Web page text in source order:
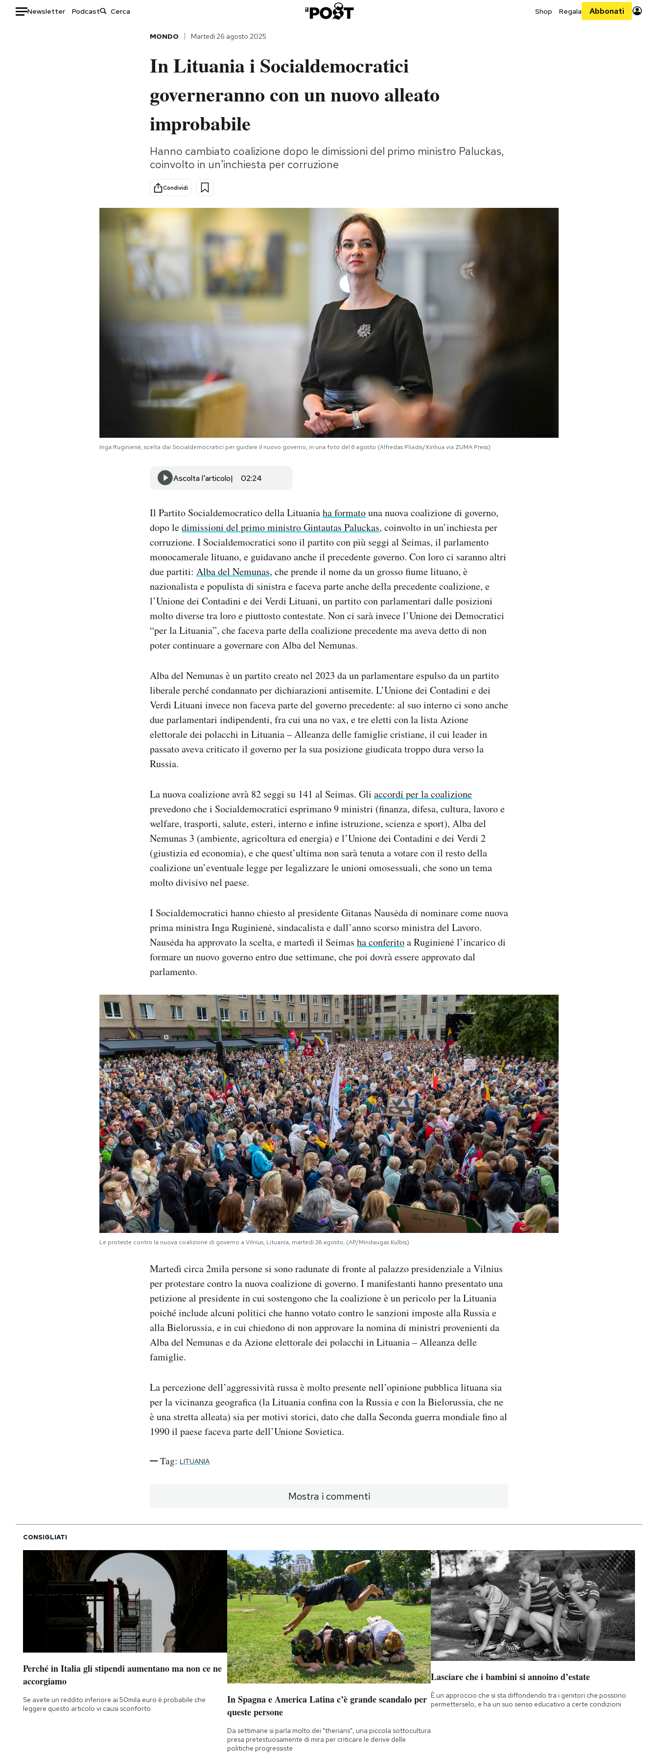
Newsletter Podcast Shop Regala Abbonati
Storie/Idee
Altrecose
Mondiali calcio 2026
MONDO Martedì 26 agosto 2025
In Lituania i Socialdemocratici
governeranno con un nuovo alleato
improbabile
Hanno cambiato coalizione dopo le dimissioni del primo ministro Paluckas,
coinvolto in un'inchiesta per corruzione
Condividi
Inga Ruginienė, scelta dai Socialdemocratici per guidare il nuovo governo, in una foto del 6 agosto (Alfredas Pliadis/Xinhua via ZUMA Press)
Ascolta l'articolo 02:24
Il Partito Socialdemocratico della Lituaniaha formatouna nuova coalizione di governo,
dopo ledimissioni del primo ministro Gintautas Paluckas, coinvolto in un’inchiesta per
corruzione. I Socialdemocratici sono il partito con più seggi al Seimas, il parlamento
monocamerale lituano, e guidavano anche il precedente governo. Con loro ci saranno altri
due partiti: Alba del Nemunas, che prende il nome da un grosso fiume lituano, è
nazionalista e populista di sinistra e faceva parte anche della precedente coalizione, e
l’Unione dei Contadini e dei Verdi Lituani, un partito con parlamentari dalle posizioni
molto diverse tra loro e piuttosto contestate. Non ci sarà invece l’Unione dei Democratici
“per la Lituania”, che faceva parte della coalizione precedente ma aveva detto di non
poter continuare a governare con Alba del Nemunas.
Alba del Nemunas è un partito creato nel 2023 da un parlamentare espulso da un partito
liberale perché condannato per dichiarazioni antisemite. L’Unione dei Contadini e dei
Verdi Lituani invece non faceva parte del governo precedente: al suo interno ci sono anche
due parlamentari indipendenti, fra cui una no vax, e tre eletti con la lista Azione
elettorale dei polacchi in Lituania – Alleanza delle famiglie cristiane, il cui leader in
passato aveva criticato il governo per la sua posizione giudicata troppo dura verso la
Russia.
La nuova coalizione avrà 82 seggi su 141 al Seimas. Gli accordi per la coalizione
prevedono che i Socialdemocratici esprimano 9 ministri (finanza, difesa, cultura, lavoro e
welfare, trasporti, salute, esteri, interno e infine istruzione, scienza e sport), Alba del
Nemunas 3 (ambiente, agricoltura ed energia) e l’Unione dei Contadini e dei Verdi 2
(giustizia ed economia), e che quest’ultima non sarà tenuta a votare con il resto della
coalizione un’eventuale legge per legalizzare le unioni omosessuali, che sono un tema
molto divisivo nel paese.
I Socialdemocratici hanno chiesto al presidente Gitanas Nausėda di nominare come nuova
prima ministra Inga Ruginienė, sindacalista e dall’anno scorso ministra del Lavoro.
Nausėda ha approvato la scelta, e martedì il Seimas ha conferitoa Ruginienė l’incarico di
formare un nuovo governo entro due settimane, che poi dovrà essere approvato dal
parlamento.
Le proteste contro la nuova coalizione di governo a Vilnius, Lituania, martedì 26 agosto, (AP/Mindaugas Kulbis)
Martedì circa 2mila persone si sono radunate di fronte al palazzo presidenziale a Vilnius
per protestare contro la nuova coalizione di governo. I manifestanti hanno presentato una
petizione al presidente in cui sostengono che la coalizione è un pericolo per la Lituania
poiché include alcuni politici che hanno votato contro le sanzioni imposte alla Russia e
alla Bielorussia, e in cui chiedono di non approvare la nomina di ministri provenienti da
Alba del Nemunas e da Azione elettorale dei polacchi in Lituania – Alleanza delle
famiglie.
La percezione dell’aggressività russa è molto presente nell’opinione pubblica lituana sia
per la vicinanza geografica (la Lituania confina con la Russia e con la Bielorussia, che ne
è una stretta alleata) sia per motivi storici, dato che dalla Seconda guerra mondiale fino al
1990 il paese faceva parte dell’Unione Sovietica.
Tag: LITUANIA
Mostra i commenti
CONSIGLIATI
Perché in Italia gli stipendi aumentano ma non ce ne
accorgiamo
Se avete un reddito inferiore ai 50mila euro è probabile che
leggere questo articolo vi causi sconforto
In Spagna e America Latina c’è grande scandalo per
queste persone
Da settimane si parla molto dei "therians", una piccola sottocultura
presa pretestuosamente di mira per criticare le derive delle
politiche progressiste
Lasciare che i bambini si annoino d’estate
È un approccio che si sta diffondendo tra i genitori che possono
permetterselo, e ha un suo senso educativo a certe condizioni